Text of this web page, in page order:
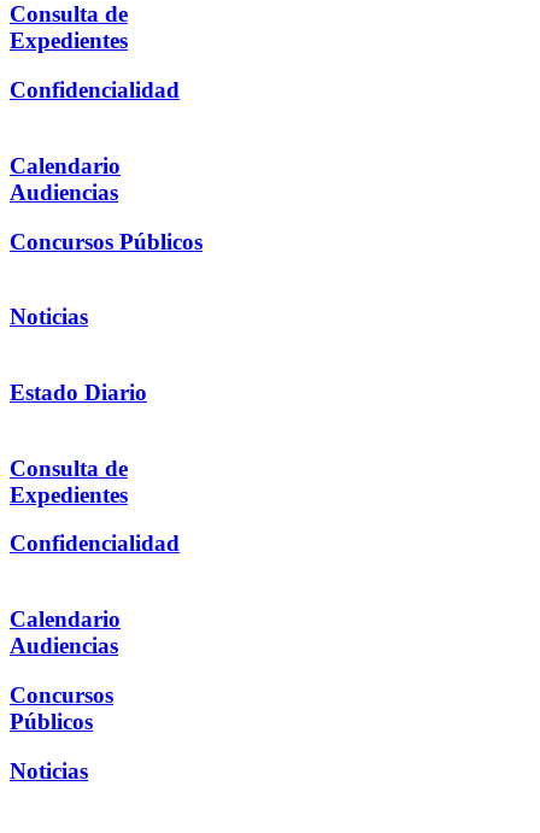
Consulta de
Expedientes
Confidencialidad
Calendario
Audiencias
Concursos Públicos
Noticias
Estado Diario
Consulta de
Expedientes
Confidencialidad
Calendario
Audiencias
Concursos
Públicos
Noticias